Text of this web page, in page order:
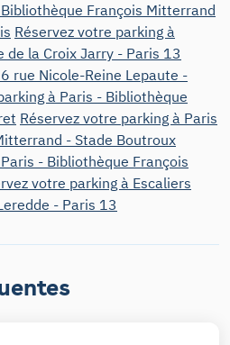
François Mitterrand
Réservez votre parking à
de la Croix Jarry - Paris 13
rue Nicole-Reine Lepaute -
à Paris - Bibliothèque
Réservez votre parking à Paris
- Stade Boutroux
- Bibliothèque François
votre parking à Escaliers
- Paris 13